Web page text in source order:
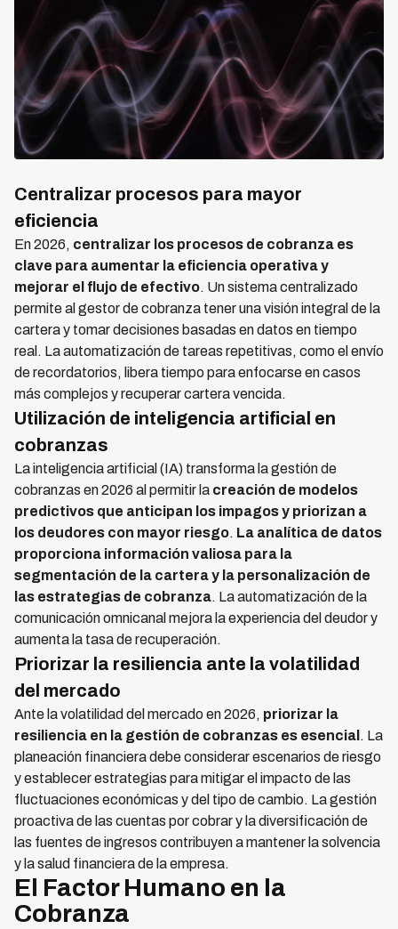
Centralizar procesos para mayor
eficiencia
En 2026, centralizar los procesos de cobranza es
clave para aumentar la eficiencia operativa y
mejorar el flujo de efectivo. Un sistema centralizado
permite al gestor de cobranza tener una visión integral de la
cartera y tomar decisiones basadas en datos en tiempo
real. La automatización de tareas repetitivas, como el envío
de recordatorios, libera tiempo para enfocarse en casos
más complejos y recuperar cartera vencida.
Utilización de inteligencia artificial en
cobranzas
La inteligencia artificial (IA) transforma la gestión de
cobranzas en 2026 al permitir la creación de modelos
predictivos que anticipan los impagos y priorizan a
los deudores con mayor riesgo. La analítica de datos
proporciona información valiosa para la
segmentación de la cartera y la personalización de
las estrategias de cobranza. La automatización de la
comunicación omnicanal mejora la experiencia del deudor y
aumenta la tasa de recuperación.
Priorizar la resiliencia ante la volatilidad
del mercado
Ante la volatilidad del mercado en 2026, priorizar la
resiliencia en la gestión de cobranzas es esencial . La
planeación financiera debe considerar escenarios de riesgo
y establecer estrategias para mitigar el impacto de las
fluctuaciones económicas y del tipo de cambio. La gestión
proactiva de las cuentas por cobrar y la diversificación de
las fuentes de ingresos contribuyen a mantener la solvencia
y la salud financiera de la empresa.
El Factor Humano en la
Cobranza